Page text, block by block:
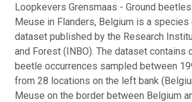
Loopkevers Grensmaas - Ground
Meuse in Flanders, Belgium is a species
dataset published by the Research
and Forest (INBO). The dataset contains
beetle occurrences sampled between
from 28 locations on the left bank
Meuse on the border between Belgium